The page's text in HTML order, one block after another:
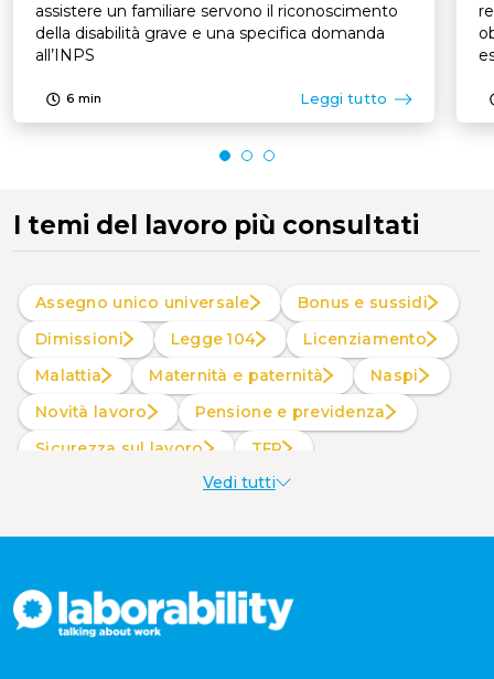
assistere un familiare servono il riconoscimento
della disabilità grave e una specifica domanda
all’INPS
6 min Leggi tutto
I temi del lavoro più consultati
Assegno unico universale
Bonus e sussidi
Dimissioni
Legge 104
Licenziamento
Malattia
Maternità e paternità
Naspi
Novità lavoro
Pensione e previdenza
Sicurezza sul lavoro
TFR
Vedi tutti